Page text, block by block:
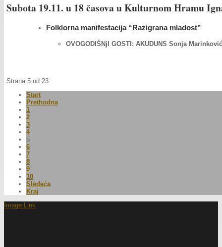
Subota 19.11. u 18 časova u Kulturnom Hramu
Folklorna manifestacija “Razigrana mladost”
OVOGODIŠNjI GOSTI: AKUDUNS Sonja
Strana 5 od 23
Start
Prethodna
1
2
3
4
5
6
7
8
9
10
Sledeća
Kraj
Image Link